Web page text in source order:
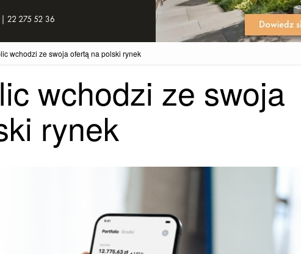
wchodzi ze swoja ofertą na polski rynek
wchodzi ze swoja
rynek